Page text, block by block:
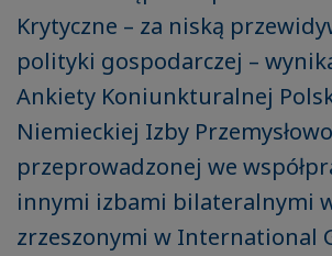
Krytyczne – za niską
polityki gospodarczej –
Ankiety Koniunkturalnej
Niemieckiej Izby
przeprowadzonej we
innymi izbami bilateralnymi
zrzeszonymi w International